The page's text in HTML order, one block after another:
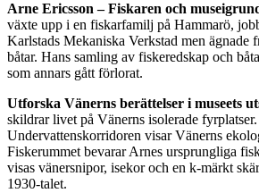
Arne Ericsson – Fiskaren och
växte upp i en fiskarfamilj på Hammarö,
Karlstads Mekaniska Verkstad men ägnade
båtar. Hans samling av fiskeredskap och
som annars gått förlorat.
Utforska Vänerns berättelser i museets
skildrar livet på Vänerns isolerade fyrplatser.
Undervattenskorridoren visar Vänerns
Fiskerummet bevarar Arnes ursprungliga
visas vänersnipor, isekor och en k-märkt
1930-talet.